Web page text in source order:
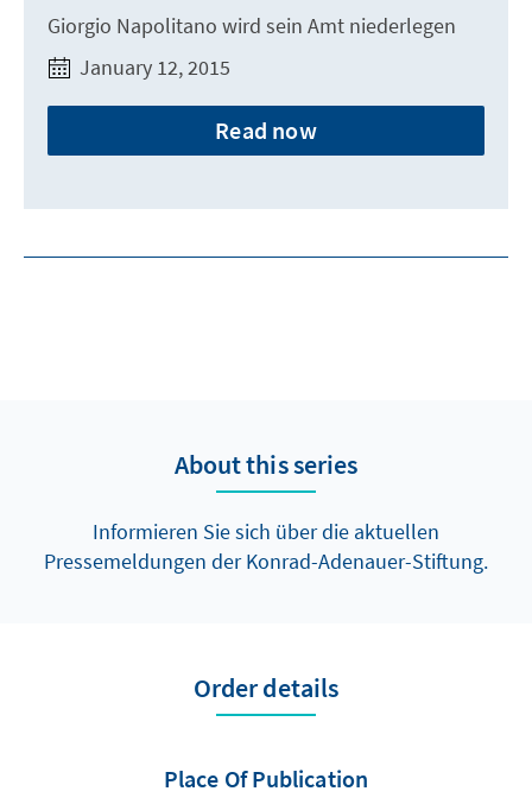
Giorgio Napolitano wird sein Amt niederlegen
January 12, 2015
Read now
About this series
Informieren Sie sich über die aktuellen
Pressemeldungen der Konrad-Adenauer-Stiftung.
Order details
Place Of Publication